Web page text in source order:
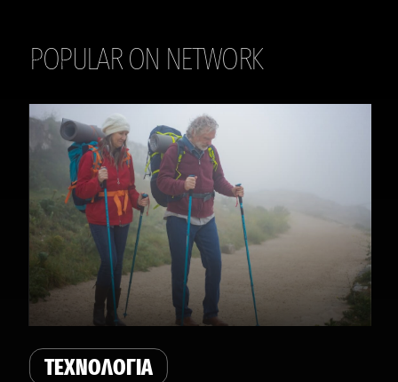
POPULAR ON NETWORK
THE DAILY
ΤΕΧΝΟΛΟΓΙΑ